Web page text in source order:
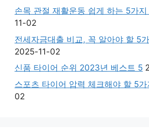
손목 관절 재활운동 쉽게 하는 5가지
11-02
전세자금대출 비교, 꼭 알아야 할 5
2025-11-02
신품 타이어 순위 2023년 베스트 5
스포츠 타이어 압력 체크해야 할 5가
02